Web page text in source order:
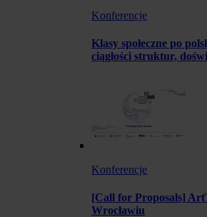
Konferencje
Klasy społeczne po
ciągłości struktur,
Konferencje
[Call for Proposals]
Wrocławiu